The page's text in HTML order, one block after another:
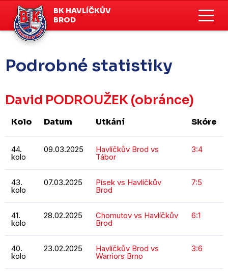
BK HAVLÍČKŮV
BROD
Podrobné statistiky
David PODROUŽEK(obránce)
Kolo Datum Utkání Skóre
44.
kolo
09.03.2025 Havlíčkův Brod vs
Tábor
3:4
43.
kolo
07.03.2025 Písek vs Havlíčkův
Brod
7:5
41.
kolo
28.02.2025 Chomutov vs Havlíčkův
Brod
6:1
40.
kolo
23.02.2025 Havlíčkův Brod vs
Warriors Brno
3:6